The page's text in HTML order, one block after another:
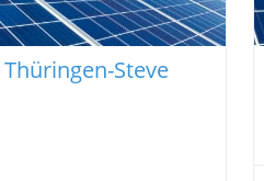
Steve